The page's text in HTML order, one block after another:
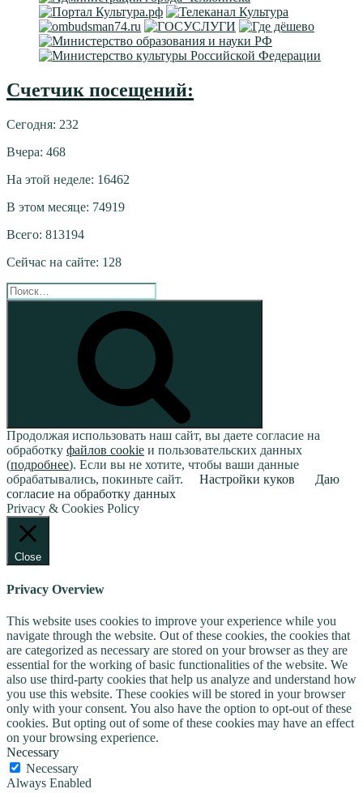
Счетчик посещений:
Сегодня: 232
Вчера: 468
На этой неделе: 16462
В этом месяце: 74919
Всего: 813194
Сейчас на сайте: 128
Искать:
Продолжая использовать наш сайт, вы даете согласие на
обработку файлов cookie и пользовательских данных
(подробнее). Если вы не хотите, чтобы ваши данные
обрабатывались, покиньте сайт.
Настройки куков
Даю
согласие на обработку данных
Privacy & Cookies Policy
Close
Privacy Overview
This website uses cookies to improve your experience while you
navigate through the website. Out of these cookies, the cookies that
are categorized as necessary are stored on your browser as they are
essential for the working of basic functionalities of the website. We
also use third-party cookies that help us analyze and understand how
you use this website. These cookies will be stored in your browser
only with your consent. You also have the option to opt-out of these
cookies. But opting out of some of these cookies may have an effect
on your browsing experience.
Necessary
Necessary
Always Enabled